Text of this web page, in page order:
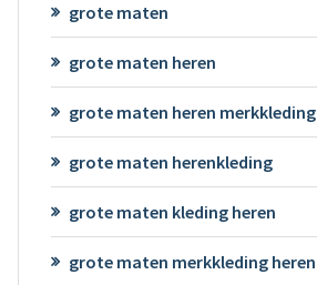
grote maten
grote maten heren
grote maten heren merkkleding
grote maten herenkleding
grote maten kleding heren
grote maten merkkleding heren